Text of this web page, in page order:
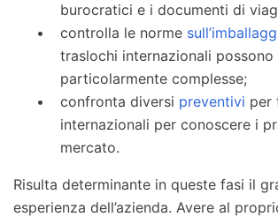
burocratici e i documenti di
controlla le norme
traslochi internazionali possono
particolarmente complesse;
confronta diversi preventivi per
internazionali per conoscere i
mercato.
Risulta determinante in queste fasi il
esperienza dell’azienda. Avere al